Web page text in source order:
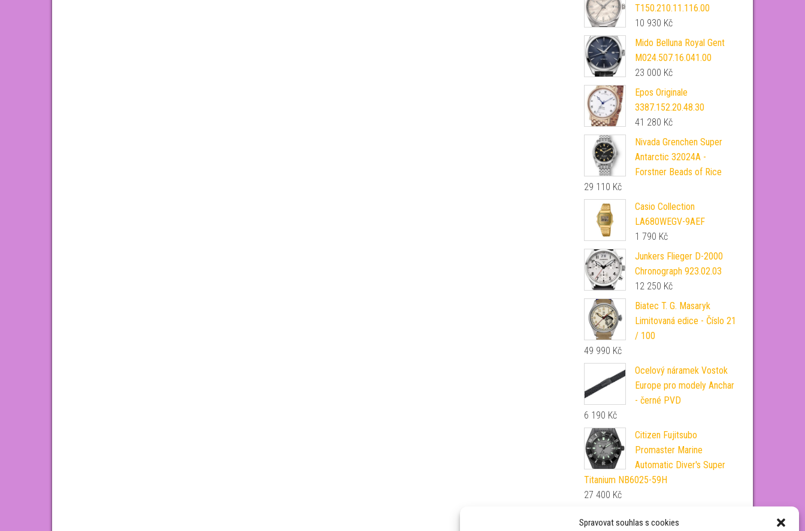
Spravovat souhlas s cookies
T150.210.11.116.00
10 930 Kč
Mido Belluna Royal Gent
M024.507.16.041.00
23 000 Kč
Epos Originale
3387.152.20.48.30
41 280 Kč
Nivada Grenchen Super
Antarctic 32024A -
Forstner Beads of Rice
29 110 Kč
Casio Collection
LA680WEGV-9AEF
1 790 Kč
Junkers Flieger D-2000
Chronograph 923.02.03
12 250 Kč
Biatec T. G. Masaryk
Limitovaná edice - Číslo 21
/ 100
49 990 Kč
Ocelový náramek Vostok
Europe pro modely Anchar
- černé PVD
6 190 Kč
Citizen Fujitsubo
Promaster Marine
Automatic Diver's Super
Titanium NB6025-59H
27 400 Kč